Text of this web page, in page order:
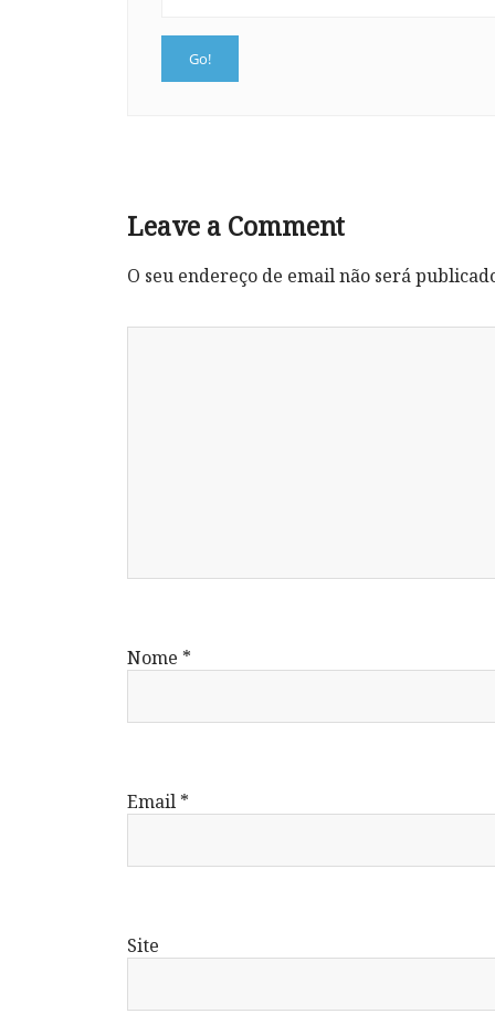
Leave a Comment
O seu endereço de email não será
Nome *
Email *
Site